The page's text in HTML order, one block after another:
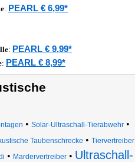
: PEARL € 6,99*
: PEARL € 9,99*
: PEARL € 8,99*
• Solar-Ultraschall-Tierabwehr •
Taubenschrecke • Tiervertreiber
• Mardervertreiber• Ultraschall-